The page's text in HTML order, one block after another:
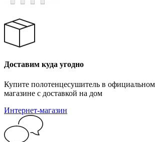
Доставим куда угодно
Купите полотенцесушитель в
магазине с доставкой на дом
Интернет-магазин